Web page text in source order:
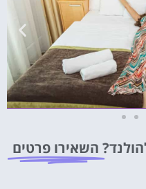
השאירו פרטים